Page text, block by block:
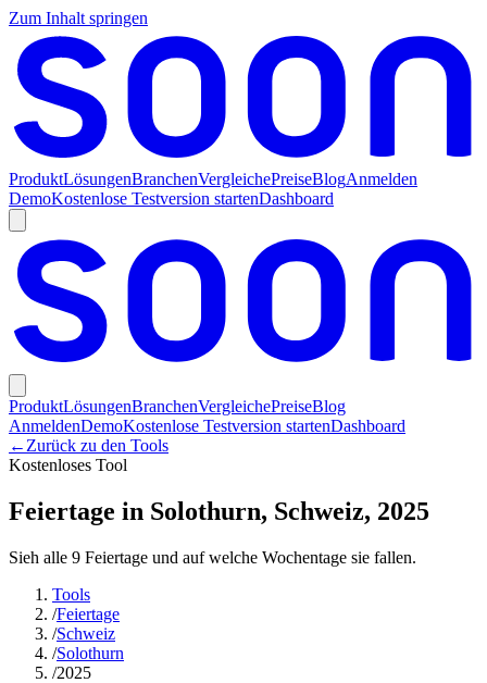
Zum Inhalt springen
ProduktLösungenBranchenVergleichePreiseBlogAnmelden
DemoKostenlose Testversion startenDashboard
ProduktLösungenBranchenVergleichePreiseBlog
AnmeldenDemoKostenlose Testversion startenDashboard
← Zurück zu den Tools
Kostenloses Tool
Feiertage in Solothurn, Schweiz, 2025
Sieh alle 9 Feiertage und auf welche Wochentage sie fallen.
Tools
/Feiertage
/Schweiz
/Solothurn
/2025